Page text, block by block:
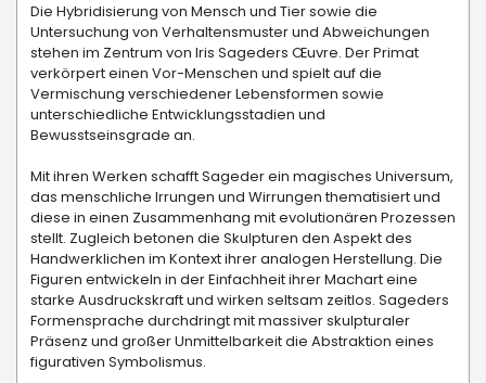
Die Hybridisierung von Mensch und Tier sowie die
Untersuchung von Verhaltensmuster und Abweichungen
stehen im Zentrum von Iris Sageders Œuvre. Der Primat
verkörpert einen Vor-Menschen und spielt auf die
Vermischung verschiedener Lebensformen sowie
unterschiedliche Entwicklungsstadien und
Bewusstseinsgrade an.
Mit ihren Werken schafft Sageder ein magisches Universum,
das menschliche Irrungen und Wirrungen thematisiert und
diese in einen Zusammenhang mit evolutionären Prozessen
stellt. Zugleich betonen die Skulpturen den Aspekt des
Handwerklichen im Kontext ihrer analogen Herstellung. Die
Figuren entwickeln in der Einfachheit ihrer Machart eine
starke Ausdruckskraft und wirken seltsam zeitlos. Sageders
Formensprache durchdringt mit massiver skulpturaler
Präsenz und großer Unmittelbarkeit die Abstraktion eines
figurativen Symbolismus.